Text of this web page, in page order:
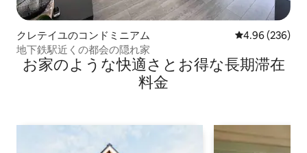
クレテイユのコンドミニアム レビュー236
4.96 (236)
地下鉄駅近くの都会の隠れ家
お家のような快⁠適⁠さ⁠とお⁠得⁠な長⁠期⁠滞⁠在
料⁠金